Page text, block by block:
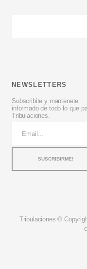
NEWSLETTERS
Subscribite y mantenete
informado de todo lo que
Tribulaciones.
Tribulaciones ©